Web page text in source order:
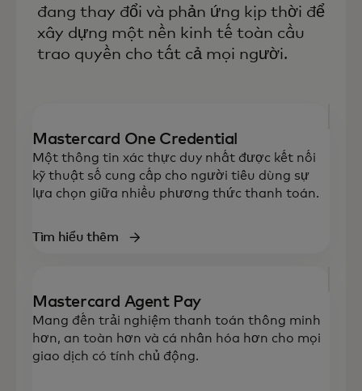
đang thay đổi và phản ứng kịp thời để
xây dựng một nền kinh tế toàn cầu
trao quyền cho tất cả mọi người.
Mastercard One Credential
Một thông tin xác thực duy nhất được kết nối
kỹ thuật số cung cấp cho người tiêu dùng sự
lựa chọn giữa nhiều phương thức thanh toán.
Tìm hiểu thêm
Mastercard Agent Pay
Mang đến trải nghiệm thanh toán thông minh
hơn, an toàn hơn và cá nhân hóa hơn cho mọi
giao dịch có tính chủ động.